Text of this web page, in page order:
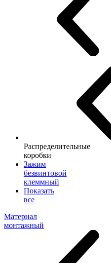
Распределительные
коробки
Зажим
безвинтовой
клеммный
Показать
все
Материал
монтажный